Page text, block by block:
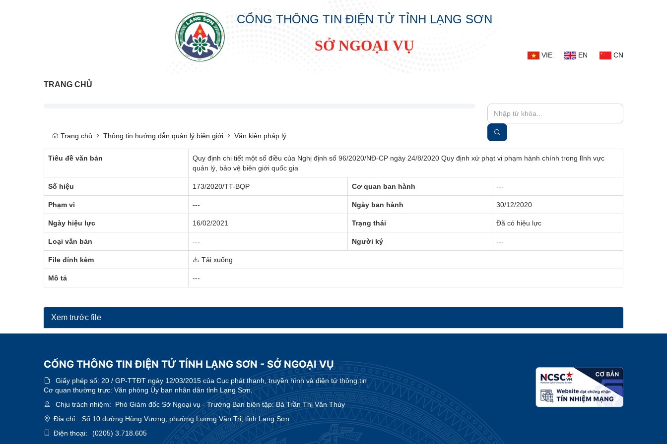
CỔNG THÔNG TIN ĐIỆN TỬ TỈNH LẠNG SƠN
SỞ NGOẠI VỤ
VIE EN CN
TRANG CHỦ
Trang chủ Thông tin hướng dẫn quản lý biên giới Văn kiện pháp lý
Tiêu đề văn bản
Quy định chi tiết một số điều của Nghị định số 96/2020/NĐ-CP ngày 24/8/2020 Quy định xử phạt vi phạm hành chính trong lĩnh vực
quản lý, bảo vệ biên giới quốc gia
Số hiệu 173/2020/TT-BQP Cơ quan ban hành ---
Phạm vi --- Ngày ban hành 30/12/2020
Ngày hiệu lực 16/02/2021 Trạng thái Đã có hiệu lực
Loại văn bản --- Người ký ---
File đính kèm Tải xuống
Mô tả ---
Xem trước file
CỔNG THÔNG TIN ĐIỆN TỬ TỈNH LẠNG SƠN - SỞ NGOẠI VỤ
Giấy phép số: 20 / GP-TTĐT ngày 12/03/2015 của Cục phát thanh, truyền hình và điện tử thông tin
Cơ quan thường trực: Văn phòng Ủy ban nhân dân tỉnh Lạng Sơn.
Chịu trách nhiệm: Phó Giám đốc Sở Ngoại vụ - Trưởng Ban biên tập: Bà Trần Thị Vân Thùy
Địa chỉ:
Số 10 đường Hùng Vương, phường Lương Văn Tri, tỉnh Lạng Sơn
Điện thoại:
(0205) 3.718.605